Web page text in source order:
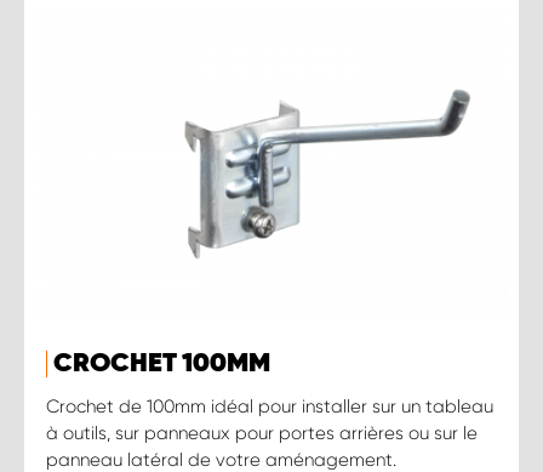
CROCHET 100MM
Crochet de 100mm idéal pour installer sur un tableau
à outils, sur panneaux pour portes arrières ou sur le
panneau latéral de votre aménagement.